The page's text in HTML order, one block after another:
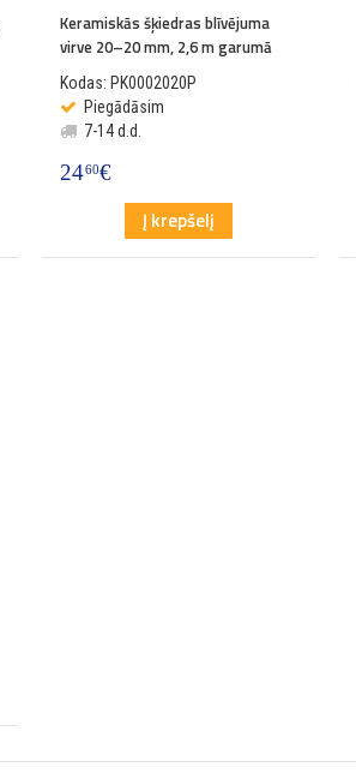
Keramiskās šķiedras blīvējuma
virve 20–20 mm, 2,6 m garumā
Kodas: PK0002020P
Piegādāsim
7-14 d.d.
2460€
Į krepšelį